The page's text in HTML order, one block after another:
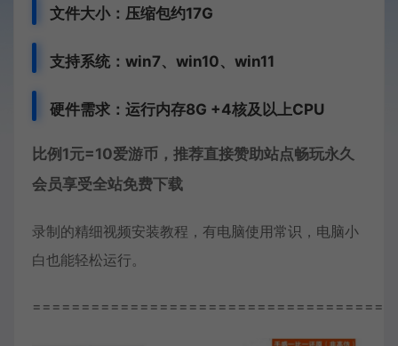
文件大小：压缩包约17G
支持系统：win7、win10、win11
硬件需求：运行内存8G +4核及以上CPU
比例1元=10爱游币，推荐直接赞助站点畅玩永久
会员享受全站免费下载
录制的精细视频安装教程，有电脑使用常识，电脑小
白也能轻松运行。